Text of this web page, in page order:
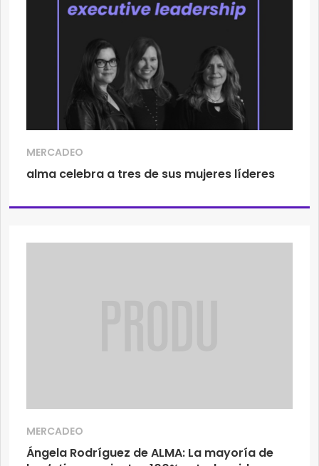
MERCADEO
alma celebra a tres de sus mujeres líderes
MERCADEO
Ángela Rodríguez de ALMA: La mayoría de